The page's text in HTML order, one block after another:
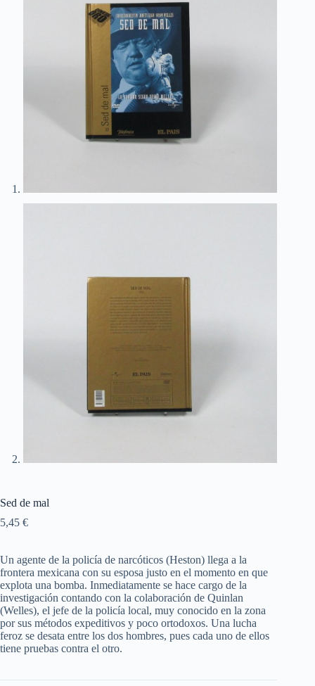
Sed de mal
5,45 €
Un agente de la policía de narcóticos (Heston) llega a la
frontera mexicana con su esposa justo en el momento en que
explota una bomba. Inmediatamente se hace cargo de la
investigación contando con la colaboración de Quinlan
(Welles), el jefe de la policía local, muy conocido en la zona
por sus métodos expeditivos y poco ortodoxos. Una lucha
feroz se desata entre los dos hombres, pues cada uno de ellos
tiene pruebas contra el otro.